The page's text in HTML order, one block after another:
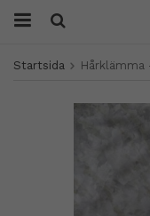
Startsida Hårklämma